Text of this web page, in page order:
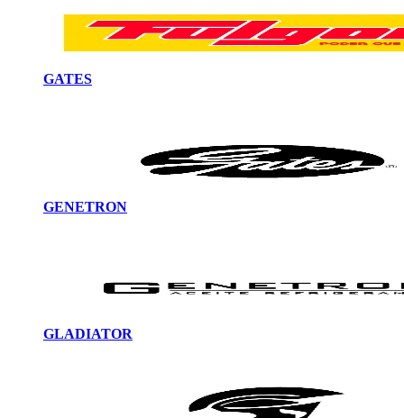
GATES
GENETRON
GLADIATOR